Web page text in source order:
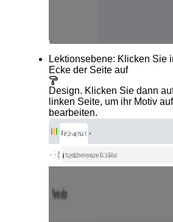
Lektionsebene: Klicken Sie
Ecke der Seite auf
Design. Klicken Sie dann
linken Seite, um ihr Motiv
bearbeiten.